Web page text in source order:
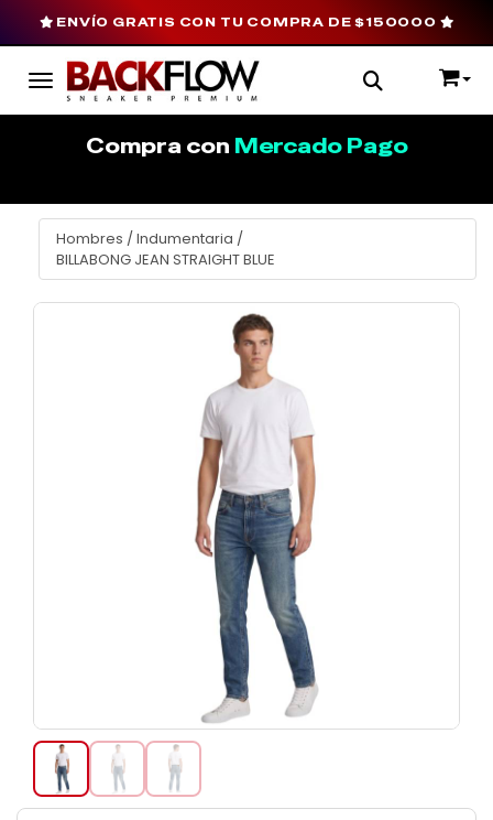
Toggle navigation
ENVÍO GRATIS CON TU COMPRA DE $150000
Compra con Mercado Pago
Hombres / Indumentaria /
BILLABONG JEAN STRAIGHT BLUE